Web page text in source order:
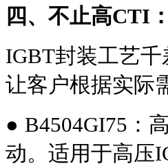
四、不止高CTI
IGBT封装工艺
让客户根据实际
● B4504GI75：
动。适用于高压